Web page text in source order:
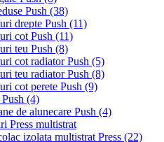
Push (38)
drepte Push (11)
cot Push (11)
teu Push (8)
cot radiator Push (5)
teu radiator Push (8)
cot perete Push (9)
(4)
de alunecare Push (4)
Press multistrat
izolata multistrat Press (22)